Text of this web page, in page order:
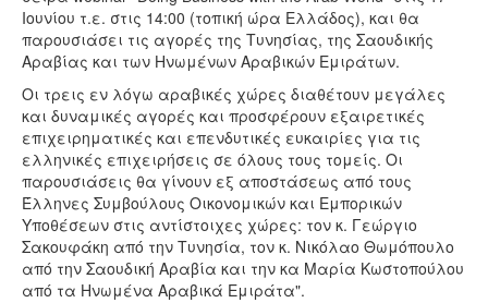
Ιουνίου τ.ε. στις 14:00 (τοπική ώρα Ελλάδος), και θα
παρουσιάσει τις αγορές της Τυνησίας, της Σαουδικής
Αραβίας και των Ηνωμένων Αραβικών Εμιράτων.
Οι τρεις εν λόγω αραβικές χώρες διαθέτουν μεγάλες
και δυναμικές αγορές και προσφέρουν εξαιρετικές
επιχειρηματικές και επενδυτικές ευκαιρίες για τις
ελληνικές επιχειρήσεις σε όλους τους τομείς. Οι
παρουσιάσεις θα γίνουν εξ αποστάσεως από τους
Έλληνες Συμβούλους Οικονομικών και Εμπορικών
Υποθέσεων στις αντίστοιχες χώρες: τον κ. Γεώργιο
Σακουφάκη από την Τυνησία, τον κ. Νικόλαο Θωμόπουλο
από την Σαουδική Αραβία και την κα Μαρία Κωστοπούλου
από τα Ηνωμένα Αραβικά Εμιράτα".